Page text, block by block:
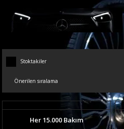
Stoktakiler
Her 15.000 Bakım